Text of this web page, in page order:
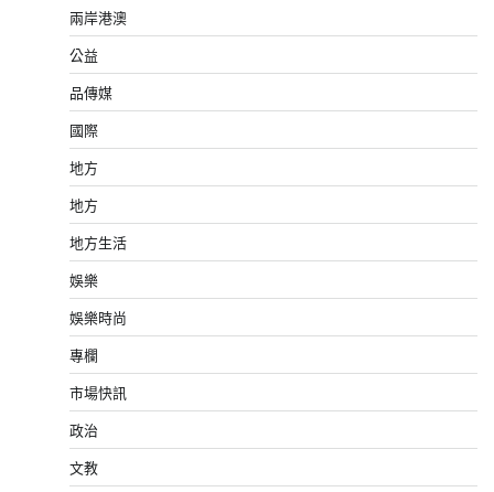
兩岸港澳
公益
品傳媒
國際
地方
地方
地方生活
娛樂
娛樂時尚
專欄
市場快訊
政治
文教